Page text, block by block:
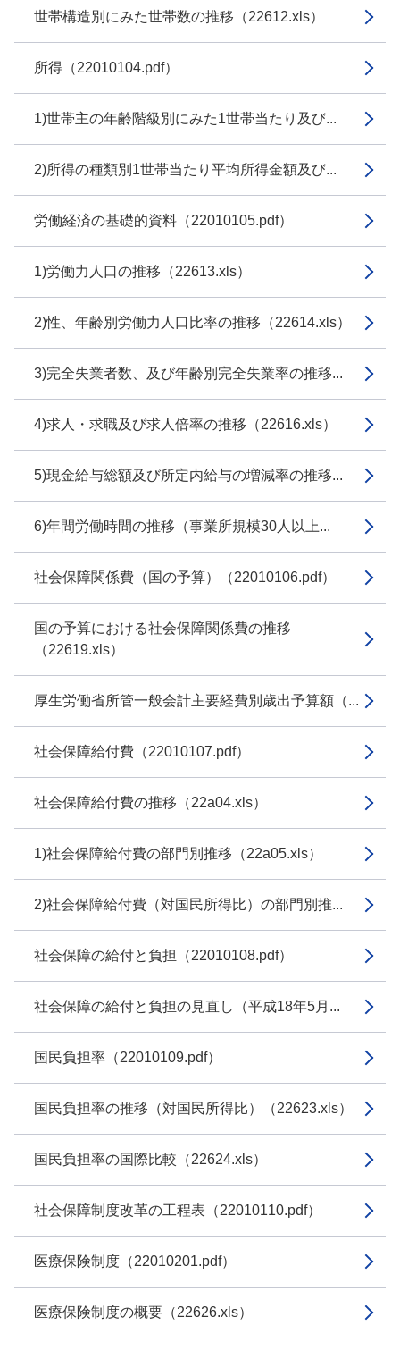
世帯構造別にみた世帯数の推移（22612.xls）
所得（22010104.pdf）
1)世帯主の年齢階級別にみた1世帯当たり及び...
2)所得の種類別1世帯当たり平均所得金額及び...
労働経済の基礎的資料（22010105.pdf）
1)労働力人口の推移（22613.xls）
2)性、年齢別労働力人口比率の推移（22614.xls）
3)完全失業者数、及び年齢別完全失業率の推移...
4)求人・求職及び求人倍率の推移（22616.xls）
5)現金給与総額及び所定内給与の増減率の推移...
6)年間労働時間の推移（事業所規模30人以上...
社会保障関係費（国の予算）（22010106.pdf）
国の予算における社会保障関係費の推移
（22619.xls）
厚生労働省所管一般会計主要経費別歳出予算額（...
社会保障給付費（22010107.pdf）
社会保障給付費の推移（22a04.xls）
1)社会保障給付費の部門別推移（22a05.xls）
2)社会保障給付費（対国民所得比）の部門別推...
社会保障の給付と負担（22010108.pdf）
社会保障の給付と負担の見直し（平成18年5月...
国民負担率（22010109.pdf）
国民負担率の推移（対国民所得比）（22623.xls）
国民負担率の国際比較（22624.xls）
社会保障制度改革の工程表（22010110.pdf）
医療保険制度（22010201.pdf）
医療保険制度の概要（22626.xls）